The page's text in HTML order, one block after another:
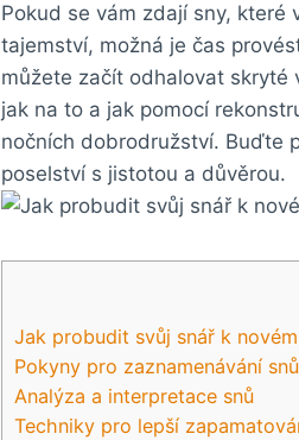
Pokud se vám zdají sny, které
tajemství, možná je čas
můžete začít odhalovat skryté
jak na to a jak pomocí
nočních dobrodružství. Buďte
poselství s jistotou a důvěrou.
Jak probudit svůj snář k
Pokyny pro zaznamenávání snů
Analýza a interpretace snů
Techniky pro lepší